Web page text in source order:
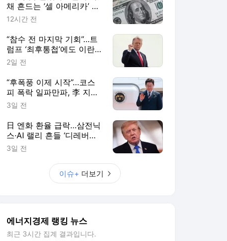
채 흔드는 ‘셀 아메리카’ 재
부상 [이슈+]
12시간 전
“참수 전 마지막 기회”…트
럼프 ‘최후통첩’에도 이란은
“협상 없다” [이슈+]
2일 전
“후폭풍 이제 시작”…코스
피 폭락 일파만파, 李 지지
율 ‘취임 후 최저’ [이슈+]
3일 전
日 엔화 환율 급락…삼전닉
스·AI 랠리 흔들 ‘디레버리
징’ 뇌관 [머나+]
3일 전
이슈+ 더보기
에너지경제 랭킹 뉴스
최근 3시간 집계 결과입니다.